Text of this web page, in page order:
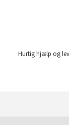
Hurtig hjælp og